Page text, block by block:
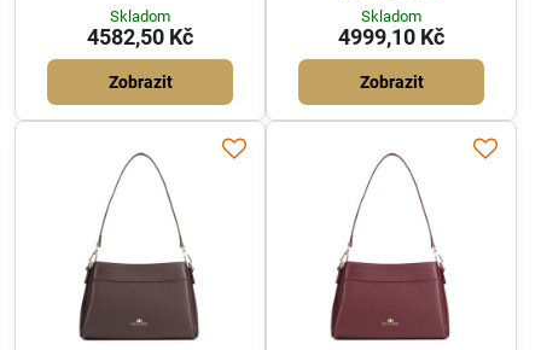
Skladom
4582,50 Kč
Zobrazit
Skladom
4999,10 Kč
Zobrazit